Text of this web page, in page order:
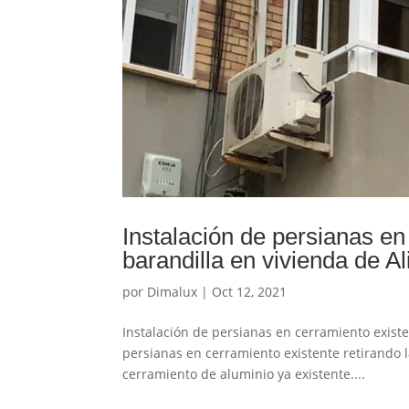
Instalación de persianas
barandilla en vivienda de
por Dimalux | Oct 12, 2021
Instalación de persianas en cerramiento
persianas en cerramiento existente retirando
cerramiento de aluminio ya existente....